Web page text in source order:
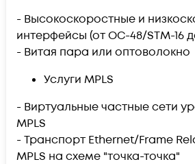
- Высокоскоростные и
интерфейсы (от OC-48/STM-16
- Витая пара или оптоволокно
Услуги MPLS
- Виртуальные частные сети
MPLS
- Транспорт Ethernet/Frame
MPLS на схеме "точка-точка"